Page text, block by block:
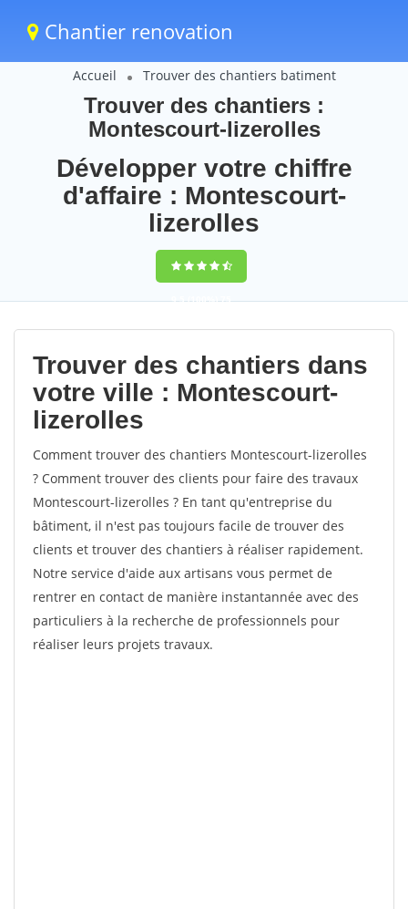
Chantier renovation
Accueil Trouver des chantiers batiment
Trouver des chantiers :
Montescourt-lizerolles
Développer votre chiffre
d'affaire : Montescourt-
lizerolles
9,5(100%)75
votes
Trouver des chantiers dans
votre ville : Montescourt-
lizerolles
Comment trouver des chantiers Montescourt-lizerolles
? Comment trouver des clients pour faire des travaux
Montescourt-lizerolles ? En tant qu'entreprise du
bâtiment, il n'est pas toujours facile de trouver des
clients et trouver des chantiers à réaliser rapidement.
Notre service d'aide aux artisans vous permet de
rentrer en contact de manière instantannée avec des
particuliers à la recherche de professionnels pour
réaliser leurs projets travaux.